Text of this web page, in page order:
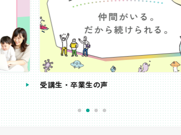
手続き簡単！教員向け定額コース